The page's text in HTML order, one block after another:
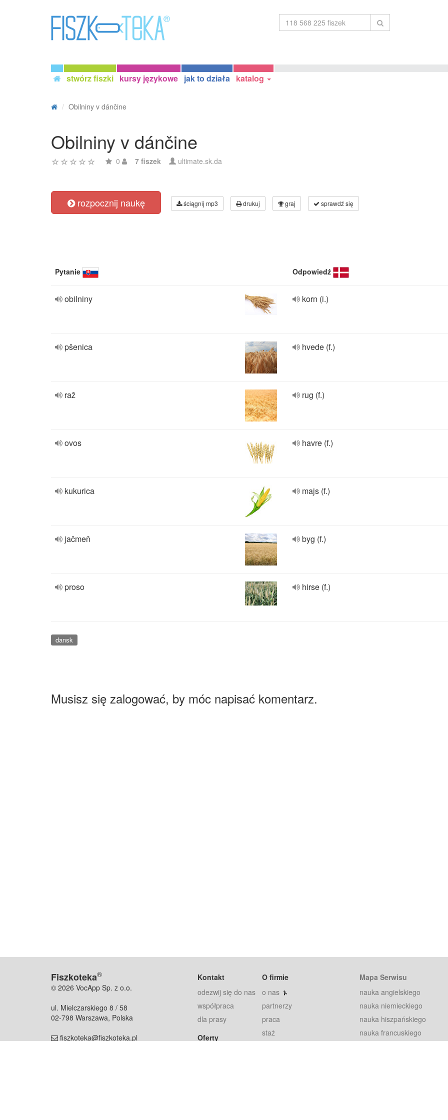
stwórz fiszki kursy językowe jak to działa katalog
Obilniny v dánčine
Obilniny v dánčine
0 7 fiszek ultimate.sk.da
rozpocznij naukę ściągnij mp3 drukuj graj sprawdź się
Pytanie Odpowiedź
obilniny korn (i.)
pšenica hvede (f.)
raž rug (f.)
ovos havre (f.)
kukurica majs (f.)
jačmeň byg (f.)
proso hirse (f.)
dansk
Musisz się zalogować, by móc napisać komentarz.
Fiszkoteka®
© 2026 VocApp Sp. z o.o.
ul. Mielczarskiego 8 / 58
02-798 Warszawa, Polska
fiszkoteka@fiszkoteka.pl
Kontakt
odezwij się do nas
współpraca
dla prasy
Oferty
O firmie
o nas
partnerzy
praca
staż
Mapa Serwisu
nauka angielskiego
nauka niemieckiego
nauka hiszpańskiego
nauka francuskiego